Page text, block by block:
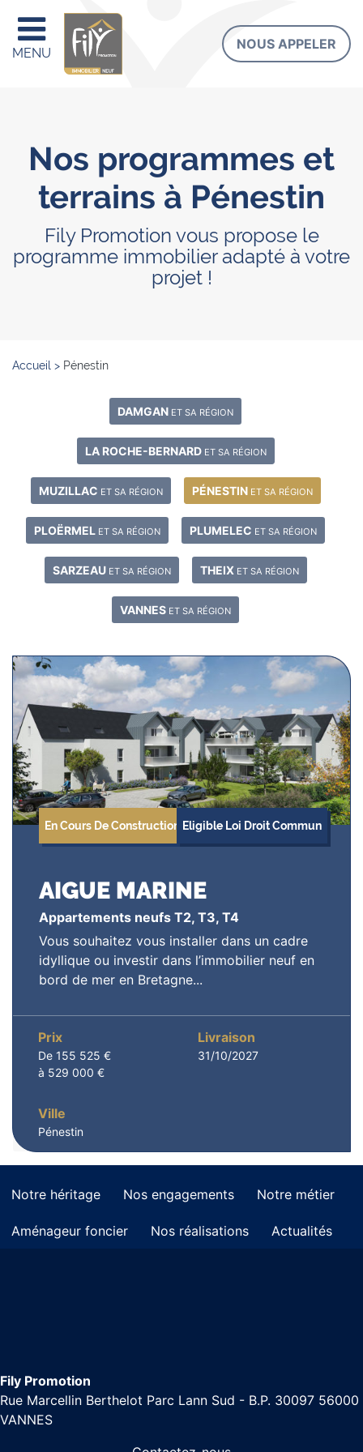
MENU
NOUS APPELER
Nos programmes et
terrains à Pénestin
Fily Promotion vous propose le
programme immobilier adapté à votre
projet !
Accueil > Pénestin
DAMGAN ET SA RÉGION
LA ROCHE-BERNARD ET SA RÉGION
MUZILLAC ET SA RÉGION PÉNESTIN ET SA RÉGION
PLOËRMEL ET SA RÉGION PLUMELEC ET SA RÉGION
SARZEAU ET SA RÉGION THEIX ET SA RÉGION
VANNES ET SA RÉGION
En Cours De Construction Eligible Loi Droit Commun
AIGUE MARINE
Appartements neufs T2, T3, T4
Vous souhaitez vous installer dans un cadre
idyllique ou investir dans l’immobilier neuf en
bord de mer en Bretagne...
Prix
De 155 525 €
à 529 000 €
Livraison
31/10/2027
Ville
Pénestin
Notre héritage Nos engagements Notre métier
Aménageur foncier Nos réalisations Actualités
Fily Promotion
Rue Marcellin Berthelot Parc Lann Sud - B.P. 30097 56000
VANNES